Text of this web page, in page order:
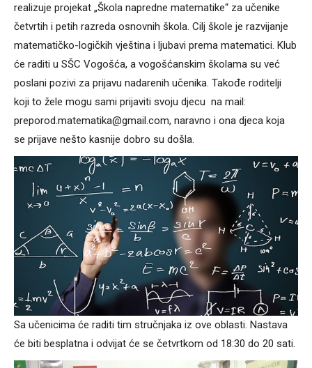
realizuje projekat „Škola napredne matematike“ za učenike
četvrtih i petih razreda osnovnih škola. Cilj škole je razvijanje
matematičko-logičkih vještina i ljubavi prema matematici. Klub
će raditi u SŠC Vogošća, a vogošćanskim školama su već
poslani pozivi za prijavu nadarenih učenika. Takođe roditelji
koji to žele mogu sami prijaviti svoju djecu na mail:
preporod.matematika@gmail.com, naravno i ona djeca koja
se prijave nešto kasnije dobro su došla.
Sa učenicima će raditi tim stručnjaka iz ove oblasti. Nastava
će biti besplatna i odvijat će se četvrtkom od 18:30 do 20 sati.